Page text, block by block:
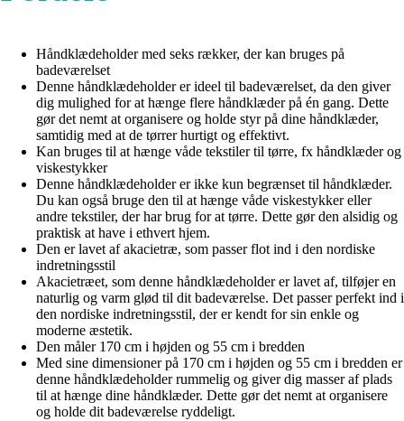
Håndklædeholder med seks rækker, der kan bruges på
badeværelset
Denne håndklædeholder er ideel til badeværelset, da den giver
dig mulighed for at hænge flere håndklæder på én gang. Dette
gør det nemt at organisere og holde styr på dine håndklæder,
samtidig med at de tørrer hurtigt og effektivt.
Kan bruges til at hænge våde tekstiler til tørre, fx håndklæder og
viskestykker
Denne håndklædeholder er ikke kun begrænset til håndklæder.
Du kan også bruge den til at hænge våde viskestykker eller
andre tekstiler, der har brug for at tørre. Dette gør den alsidig og
praktisk at have i ethvert hjem.
Den er lavet af akacietræ, som passer flot ind i den nordiske
indretningsstil
Akacietræet, som denne håndklædeholder er lavet af, tilføjer en
naturlig og varm glød til dit badeværelse. Det passer perfekt ind i
den nordiske indretningsstil, der er kendt for sin enkle og
moderne æstetik.
Den måler 170 cm i højden og 55 cm i bredden
Med sine dimensioner på 170 cm i højden og 55 cm i bredden er
denne håndklædeholder rummelig og giver dig masser af plads
til at hænge dine håndklæder. Dette gør det nemt at organisere
og holde dit badeværelse ryddeligt.